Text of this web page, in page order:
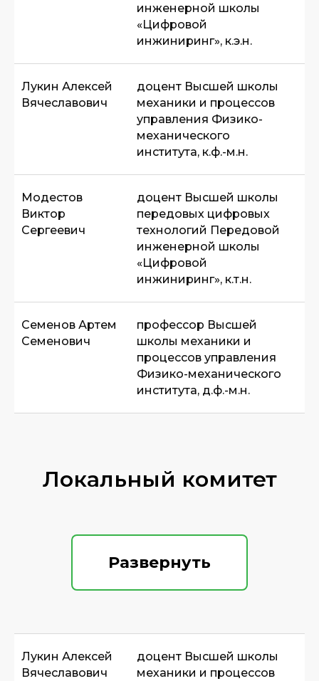
инженерной школы
«Цифровой
инжиниринг», к.э.н.
Лукин Алексей
Вячеславович
доцент Высшей школы
механики и процессов
управления Физико-
механического
института, к.ф.-м.н.
Модестов
Виктор
Сергеевич
доцент Высшей школы
передовых цифровых
технологий Передовой
инженерной школы
«Цифровой
инжиниринг», к.т.н.
Семенов Артем
Семенович
профессор Высшей
школы механики и
процессов управления
Физико-механического
института, д.ф.-м.н.
Локальный комитет
Развернуть
Лукин Алексей
Вячеславович
доцент Высшей школы
механики и процессов